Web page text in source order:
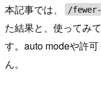
本記事では、 /
た結果と、使ってみ
す。auto modeや許
ん。